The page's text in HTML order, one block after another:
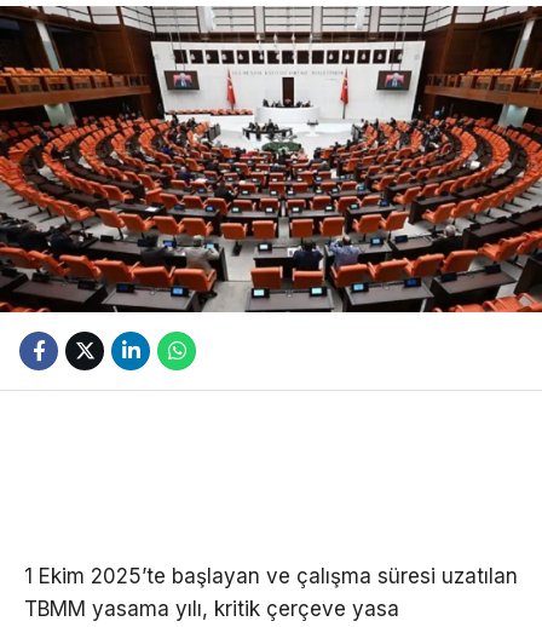
1 Ekim 2025’te başlayan ve çalışma süresi uzatılan
TBMM yasama yılı, kritik çerçeve yasa